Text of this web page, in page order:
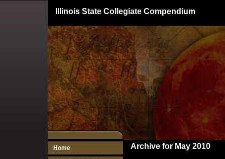
Illinois State Collegiate Compendium
Home Archive for May 2010